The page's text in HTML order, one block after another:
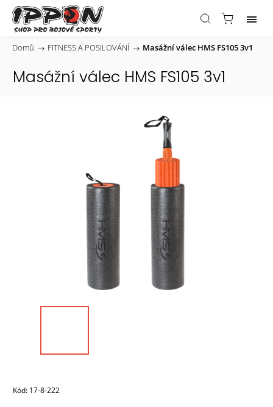
Domů / FITNESS A POSILOVÁNÍ / Masážní válec HMS FS105 3v1
Masážní válec HMS FS105 3v1
Kód: 17-8-222